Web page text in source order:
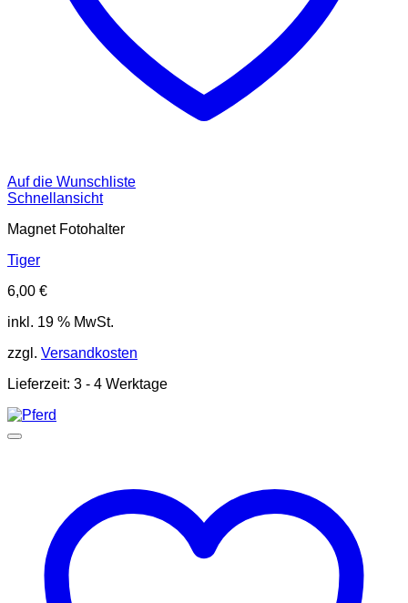
Auf die Wunschliste
Schnellansicht
Magnet Fotohalter
Tiger
6,00 €
inkl. 19 % MwSt.
zzgl. Versandkosten
Lieferzeit: 3 - 4 Werktage